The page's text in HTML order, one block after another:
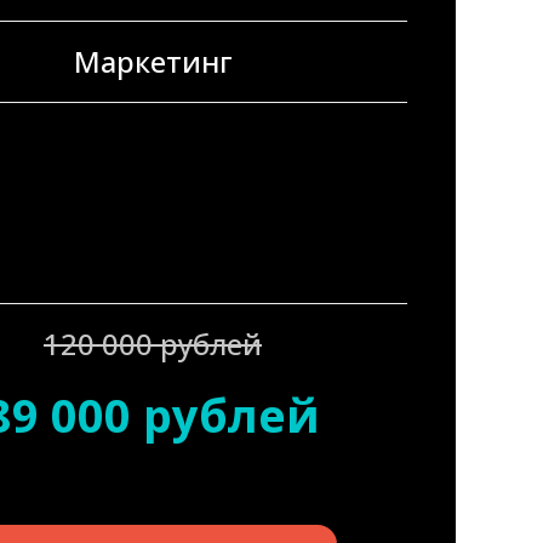
Маркетинг
120 000 рублей
000 рублей